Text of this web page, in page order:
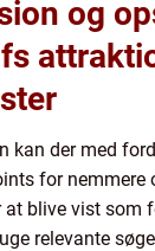
og
kan der med
for nemmere
at blive vist som
relevante